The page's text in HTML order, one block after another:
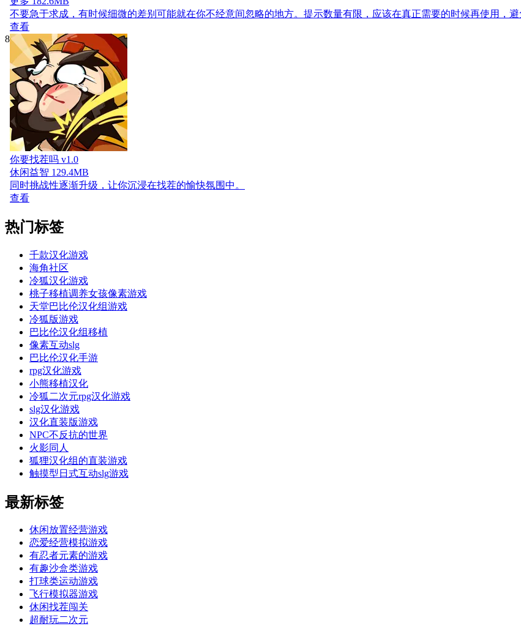
不要急于求成，有时候细微的差别可能就在你不经意间忽略的地方。提示数量有限，应该在真正需要的时候再使用，避
查看
8
你要找茬吗 v1.0
休闲益智 129.4MB
同时挑战性逐渐升级，让你沉浸在找茬的愉快氛围中。
查看
热门标签
千款汉化游戏
海角社区
冷狐汉化游戏
桃子移植调养女孩像素游戏
天堂巴比伦汉化组游戏
冷狐版游戏
巴比伦汉化组移植
像素互动slg
巴比伦汉化手游
rpg汉化游戏
小熊移植汉化
冷狐二次元rpg汉化游戏
slg汉化游戏
汉化直装版游戏
NPC不反抗的世界
火影同人
狐狸汉化组的直装游戏
触摸型日式互动slg游戏
最新标签
休闲放置经营游戏
恋爱经营模拟游戏
有忍者元素的游戏
有趣沙盒类游戏
打球类运动游戏
飞行模拟器游戏
休闲找茬闯关
超耐玩二次元